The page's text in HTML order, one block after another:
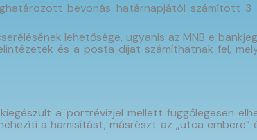
bevonás határnapjától számított 3
lehetősége, ugyanis az MNB e
és a posta díjat számíthatnak fel,
a portrévízjel mellett függőlegesen
a hamisítást, másrészt az „utca embere”